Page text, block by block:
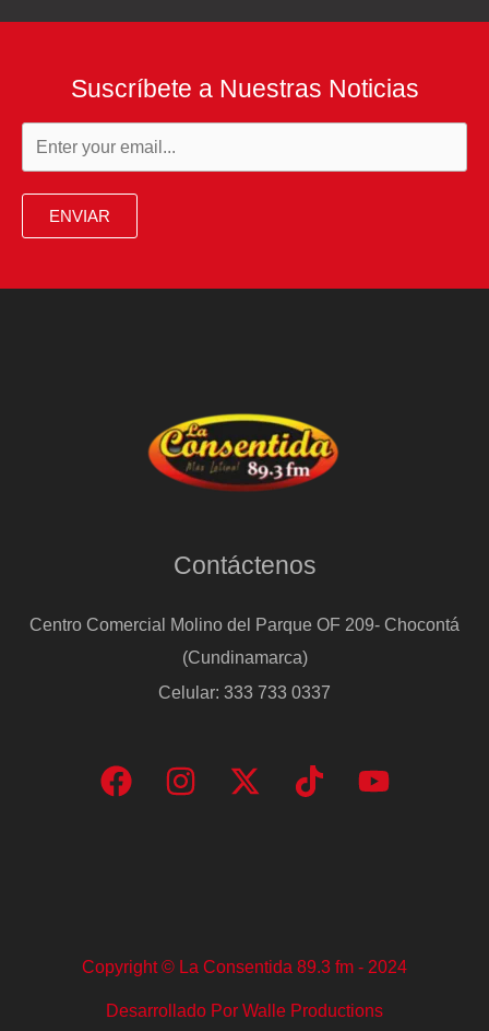
Suscríbete a Nuestras Noticias
ENVIAR
Contáctenos
Centro Comercial Molino del Parque OF 209- Chocontá
(Cundinamarca)
Celular: 333 733 0337
Copyright © La Consentida 89.3 fm - 2024
Desarrollado Por Walle Productions